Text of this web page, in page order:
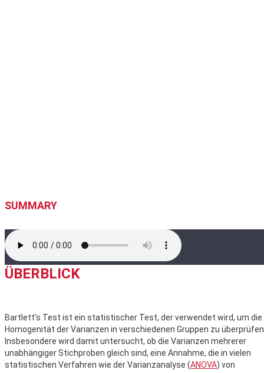
SUMMARY
ÜBERBLICK
Bartlett’s Test ist ein statistischer Test, der verwendet wird, um die
Homogenität der Varianzen in verschiedenen Gruppen zu
Insbesondere wird damit untersucht, ob die Varianzen mehrerer
unabhängiger Stichproben gleich sind, eine Annahme, die in vielen
statistischen Verfahren wie der Varianzanalyse (ANOVA) von